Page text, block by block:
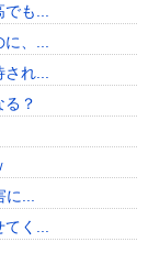
も...
、...
れ...
？
...
く...